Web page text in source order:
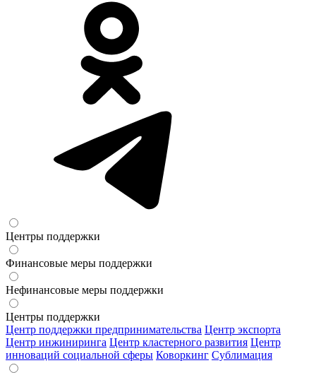
Центры поддержки
Финансовые меры поддержки
Нефинансовые меры поддержки
Центры поддержки
Центр поддержки предпринимательства Центр экспорта
Центр инжиниринга Центр кластерного развития Центр
инноваций социальной сферы Коворкинг Сублимация